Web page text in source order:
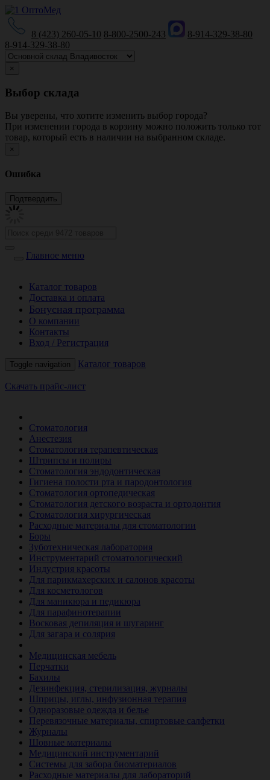
8 (423) 260-05-10 8-800-2500-243
8-914-329-38-80
8-914-329-38-80
×
Выбор склада
Вы уверены, что хотите изменить выбор города?
При изменении города в корзину можно положить только тот
товар, который есть в наличии на выбранном складе.
×
Ошибка
Главное меню
Каталог товаров
Доставка и оплата
Бонусная программа
О компании
Контакты
Вход / Регистрация
Toggle navigation Каталог товаров
Скачать прайс-лист
Стоматология
Анестезия
Стоматология терапевтическая
Штрипсы и полиры
Стоматология эндодонтическая
Гигиена полости рта и пародонтология
Стоматология ортопедическая
Стоматология детского возраста и ортодонтия
Стоматология хирургическая
Расходные материалы для стоматологии
Боры
Зуботехническая лаборатория
Инструментарий стоматологический
Индустрия красоты
Для парикмахерских и салонов красоты
Для косметологов
Для маникюра и педикюра
Для парафинотерапии
Восковая депиляция и шугаринг
Для загара и солярия
Медицинская мебель
Перчатки
Бахилы
Дезинфекция, стерилизация, журналы
Шприцы, иглы, инфузионная терапия
Одноразовые одежда и белье
Перевязочные материалы, спиртовые салфетки
Журналы
Шовные материалы
Медицинский инструментарий
Системы для забора биоматериалов
Расходные материалы для лабораторий